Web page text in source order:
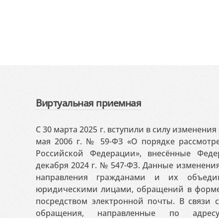
Виртуальная приемная
С 30 марта 2025 г. вступили в силу
мая 2006 г. № 59-ФЗ «О порядке
Российской Федерации», внесённые
декабря 2024 г. № 547-ФЗ. Данные
направления гражданами и их
юридическими лицами, обращений в форме
посредством электронной почты. В связи
обращения, направленные по